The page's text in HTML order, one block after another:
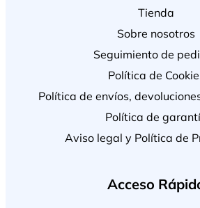
Tienda
Sobre nosotros
Seguimiento de
Política de
Política de envíos,
Política de
Aviso legal y Política de
Acceso